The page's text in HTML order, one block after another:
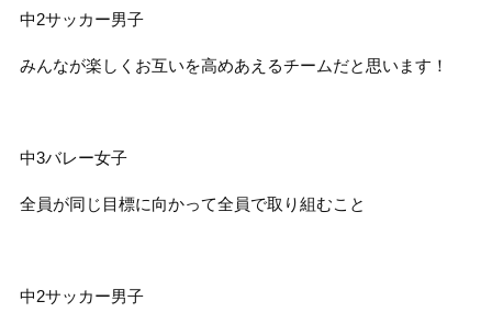
中2サッカー男子
みんなが楽しくお互いを高めあえるチームだと思います！
中3バレー女子
全員が同じ目標に向かって全員で取り組むこと
中2サッカー男子